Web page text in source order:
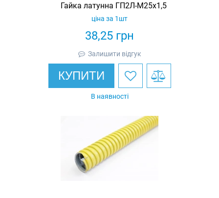
Гайка латунна ГП2Л-М25х1,5
38,25 грн
ціна за 1шт
Залишити відгук
КУПИТИ
В наявності